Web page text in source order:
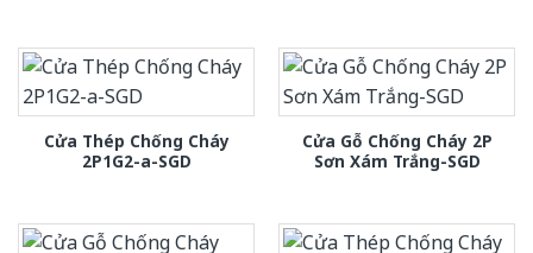
Cửa Thép Chống Cháy
2P1G2-a-SGD
Cửa Gỗ Chống Cháy 2P
Sơn Xám Trắng-SGD